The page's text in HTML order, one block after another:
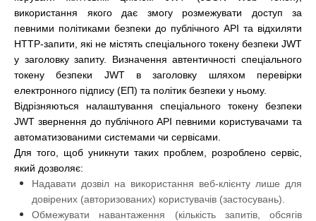
використання якого дає змогу розмежувати доступ за
певними політиками безпеки до публічного АРІ та відхиляти
HTTP-запити, які не містять спеціального токену безпеки JWT
у заголовку запиту. Визначення автентичності спеціального
токену безпеки JWT в заголовку шляхом перевірки
електронного підпису (ЕП) та політик безпеки у ньому.
Відрізняються налаштування спеціального токену безпеки
JWT звернення до публічного API певними користувачами та
автоматизованими системами чи сервісами.
Для того, щоб уникнути таких проблем, розроблено сервіс,
який дозволяє:
Надавати дозвіл на використання веб-клієнту лише для
довірених (авторизованих) користувачів (застосувань).
Обмежувати навантаження (кількість запитів, обсягів